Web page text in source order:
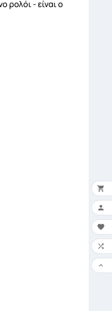
ρολόι - είναι ο


Ο


